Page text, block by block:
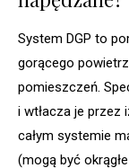
System DGP to
gorącego
pomieszczeń.
i wtłacza je przez
całym systemie
(mogą być